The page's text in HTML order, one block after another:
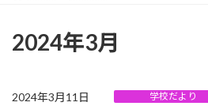
2024年3月
2024年3月11日 学校だより